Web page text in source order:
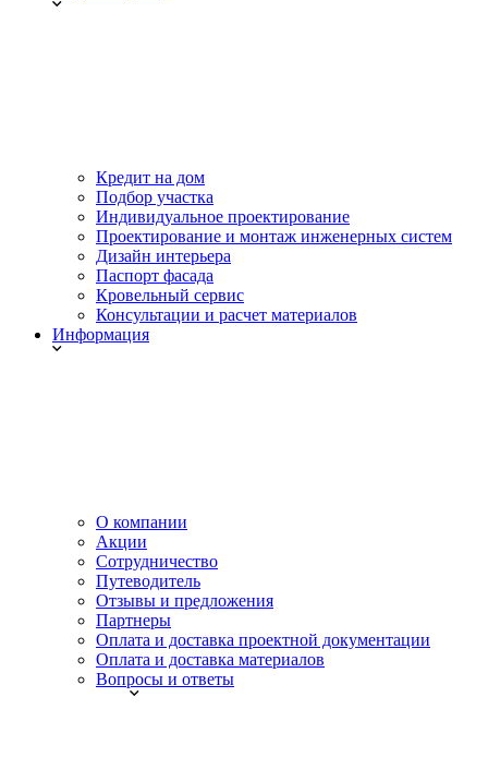
Кредит на дом
Подбор участка
Индивидуальное проектирование
Проектирование и монтаж инженерных систем
Дизайн интерьера
Паспорт фасада
Кровельный сервис
Консультации и расчет материалов
Информация
О компании
Акции
Сотрудничество
Путеводитель
Отзывы и предложения
Партнеры
Оплата и доставка проектной документации
Оплата и доставка материалов
Вопросы и ответы